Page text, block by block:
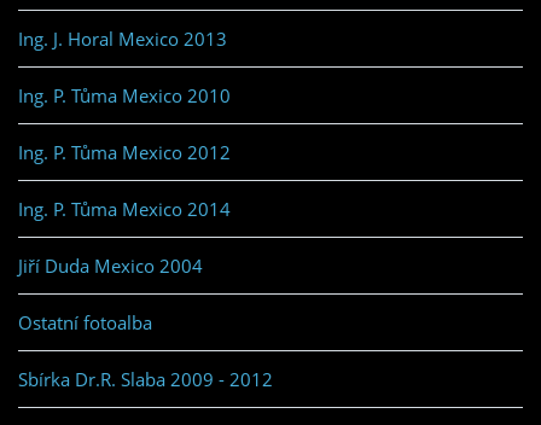
Ing. J. Horal Mexico 2013
Ing. P. Tůma Mexico 2010
Ing. P. Tůma Mexico 2012
Ing. P. Tůma Mexico 2014
Jiří Duda Mexico 2004
Ostatní fotoalba
Sbírka Dr.R. Slaba 2009 - 2012